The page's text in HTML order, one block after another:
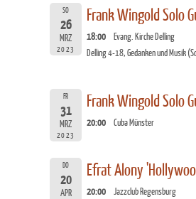
SO
26
MRZ
2023
Frank Wingold Solo
18:00
Evang. Kirche Delling
Delling 4-18, Gedanken und Musik
FR
31
MRZ
2023
Frank Wingold Solo
20:00 Cuba Münster
DO
20
APR
Efrat Alony
20:00 Jazzclub Regensburg